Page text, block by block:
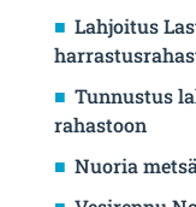
Lahjoitus
Tunnustus
rahastoon
Nuoria